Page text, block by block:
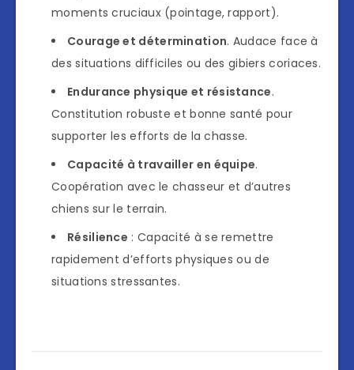
moments cruciaux (pointage, rapport).
Courage et détermination. Audace face à
des situations difficiles ou des gibiers coriaces.
Endurance physique et résistance.
Constitution robuste et bonne santé pour
supporter les efforts de la chasse.
Capacité à travailler en équipe.
Coopération avec le chasseur et d’autres
chiens sur le terrain.
Résilience : Capacité à se remettre
rapidement d’efforts physiques ou de
situations stressantes.